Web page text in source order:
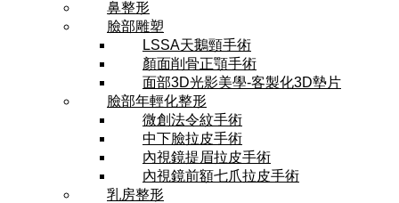
鼻整形
臉部雕塑
LSSA天鵝頸手術
顏面削骨正顎手術
面部3D光影美學-客製化3D墊片
臉部年輕化整形
微創法令紋手術
中下臉拉皮手術
內視鏡提眉拉皮手術
內視鏡前額七爪拉皮手術
乳房整形